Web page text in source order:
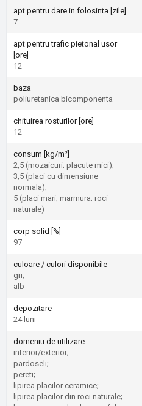
apt pentru dare in folosinta [zile]
7
apt pentru trafic pietonal usor
[ore]
12
baza
poliuretanica bicomponenta
chituirea rosturilor [ore]
12
consum [kg/m²]
2,5 (mozaicuri; placute mici);
3,5 (placi cu dimensiune
normala);
5 (placi mari; marmura; roci
naturale)
corp solid [%]
97
culoare / culori disponibile
gri;
alb
depozitare
24 luni
domeniu de utilizare
interior/exterior;
pardoseli;
pereti;
lipirea placilor ceramice;
lipirea placilor din roci naturale;